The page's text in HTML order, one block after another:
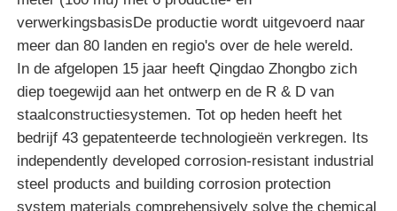
verwerkingsbasisDe productie wordt uitgevoerd naar
meer dan 80 landen en regio's over de hele wereld.
In de afgelopen 15 jaar heeft Qingdao Zhongbo zich
diep toegewijd aan het ontwerp en de R & D van
staalconstructiesystemen. Tot op heden heeft het
bedrijf 43 gepatenteerde technologieën verkregen. Its
independently developed corrosion-resistant industrial
steel products and building corrosion protection
system materials comprehensively solve the chemical